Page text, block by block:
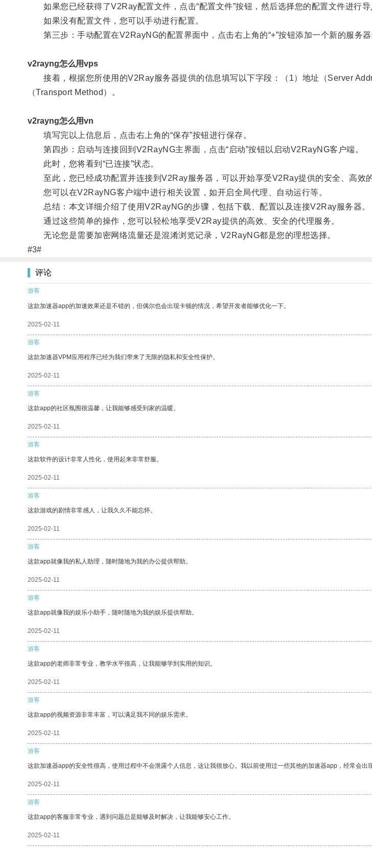
如果您已经获得了V2Ray配置文件，点击“配置文件”按钮，然后选择您的配置文件进行导
如果没有配置文件，您可以手动进行配置。
第三步：手动配置在V2RayNG的配置界面中，点击右上角的“+”按钮添加一个新的服务器
v2rayng怎么用vps
接着，根据您所使用的V2Ray服务器提供的信息填写以下字段：（1）地址（Server
（Transport Method）。
v2rayng怎么用vn
填写完以上信息后，点击右上角的“保存”按钮进行保存。
第四步：启动与连接回到V2RayNG主界面，点击“启动”按钮以启动V2RayNG客户端。
此时，您将看到“已连接”状态。
至此，您已经成功配置并连接到V2Ray服务器，可以开始享受V2Ray提供的安全、高效的
您可以在V2RayNG客户端中进行相关设置，如开启全局代理、自动运行等。
总结：本文详细介绍了使用V2RayNG的步骤，包括下载、配置以及连接V2Ray服务器。
通过这些简单的操作，您可以轻松地享受V2Ray提供的高效、安全的代理服务。
无论您是需要加密网络流量还是混淆浏览记录，V2RayNG都是您的理想选择。
#3#
评论
游客
这款加速器app的加速效果还是不错的，但偶尔也会出现卡顿的情况，希望开发者能够优化一下。
2025-02-11
游客
这款加速器VPM应用程序已经为我们带来了无限的隐私和安全性保护。
2025-02-11
游客
这款app的社区氛围很温馨，让我能够感受到家的温暖。
2025-02-11
游客
这款软件的设计非常人性化，使用起来非常舒服。
2025-02-11
游客
这款游戏的剧情非常感人，让我久久不能忘怀。
2025-02-11
游客
这款app就像我的私人助理，随时随地为我的办公提供帮助。
2025-02-11
游客
这款app就像我的娱乐小助手，随时随地为我的娱乐提供帮助。
2025-02-11
游客
这款app的老师非常专业，教学水平很高，让我能够学到实用的知识。
2025-02-11
游客
这款app的视频资源非常丰富，可以满足我不同的娱乐需求。
2025-02-11
游客
这款加速器app的安全性很高，使用过程中不会泄露个人信息，这让我很放心。我以前使用过一些其他的加速器app，经常会出
2025-02-11
游客
这款app的客服非常专业，遇到问题总是能够及时解决，让我能够安心工作。
2025-02-11